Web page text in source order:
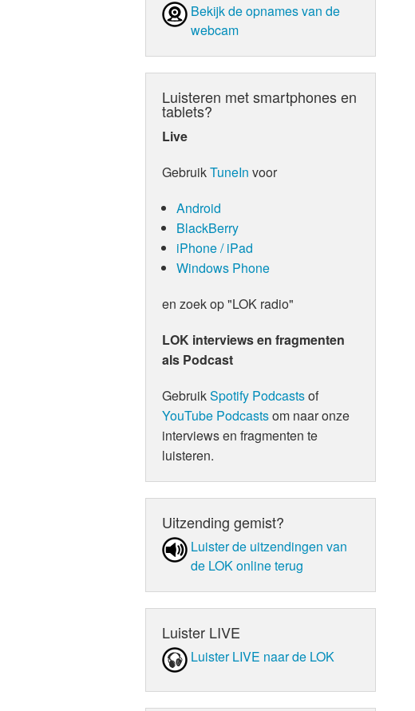
Bekijk de opnames van de
webcam
Luisteren met smartphones en
tablets?
Live
GebruikTuneIn voor
Android
BlackBerry
iPhone / iPad
Windows Phone
en zoek op "LOK radio"
LOK interviews en fragmenten
als Podcast
GebruikSpotify Podcastsof
YouTube Podcastsom naar onze
interviews en fragmenten te
luisteren.
Uitzending gemist?
Luister de uit­zen­din­gen van
de LOK online terug
Luister LIVE
Luister LIVE naar de LOK